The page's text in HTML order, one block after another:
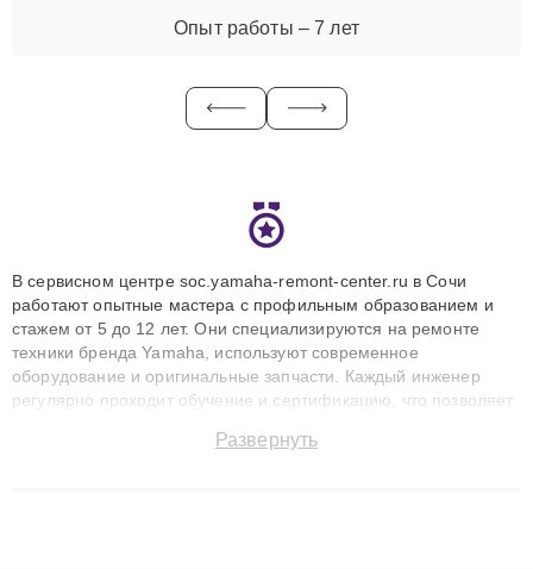
Опыт работы – 7 лет
В сервисном центре soc.yamaha-remont-center.ru в Сочи
работают опытные мастера с профильным образованием и
стажем от 5 до 12 лет. Они специализируются на ремонте
техники бренда Yamaha, используют современное
оборудование и оригинальные запчасти. Каждый инженер
регулярно проходит обучение и сертификацию, что позволяет
технику с сохранением гарантии до 3 лет. Наши мастера
Развернуть